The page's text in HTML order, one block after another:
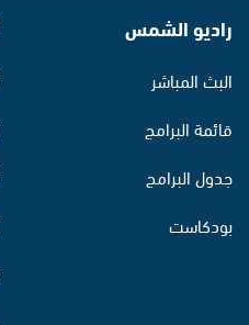
راديو الشمس
البث المباشر
قائمة البرامج
جدول البرامج
بودكاست